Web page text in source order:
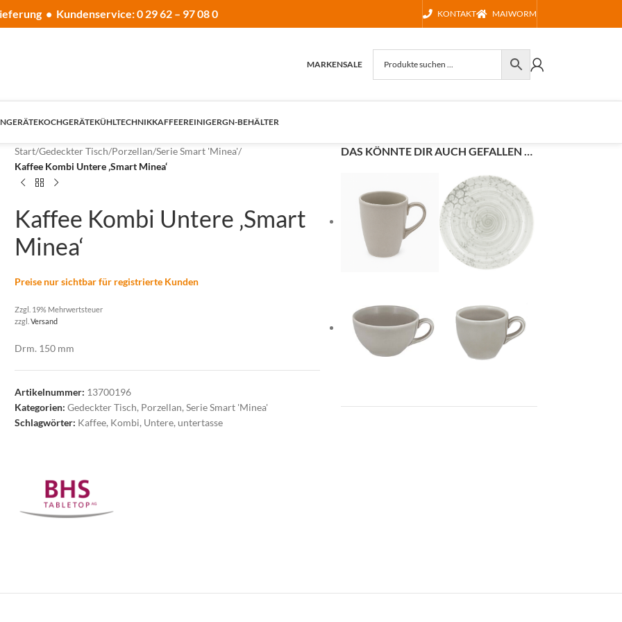
• Kundenservice: 0 29 62 – 97 08 0 KONTAKT MAIWORM
MARKENSALE
KOCHGERÄTEKÜHLTECHNIKKAFFEEREINIGERGN-BEHÄLTER
Start/Gedeckter Tisch/Porzellan/Serie Smart 'Minea'/
Kaffee Kombi Untere ‚Smart Minea‘
Kaffee Kombi Untere ‚Smart
Minea‘
Preise nur sichtbar für registrierte Kunden
Zzgl. 19% Mehrwertsteuer
zzgl.Versand
Drm. 150 mm
Artikelnummer: 13700196
Kategorien: Gedeckter Tisch, Porzellan, Serie Smart 'Minea'
Schlagwörter: Kaffee, Kombi, Untere, untertasse
DAS KÖNNTE DIR AUCH GEFALLEN …